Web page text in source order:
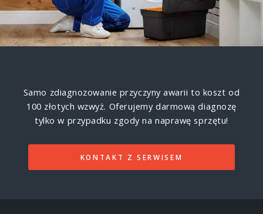
Samo zdiagnozowanie przyczyny awarii to koszt od
100 złotych wzwyż. Oferujemy darmową diagnozę
tylko w przypadku zgody na naprawę sprzętu!
KONTAKT Z SERWISEM